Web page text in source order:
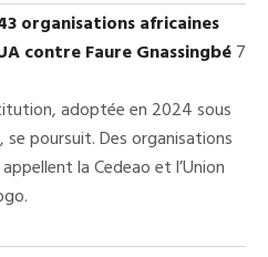
organisations africaines
contre Faure Gnassingbé7
adoptée en 2024 sous
se poursuit. Des organisations
la Cedeao et l’Union